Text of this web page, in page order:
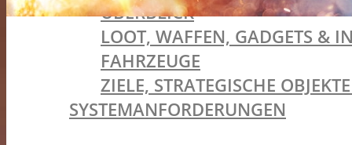
ÜBERBLICK
LOOT, WAFFEN, GADGETS &
FAHRZEUGE
ZIELE, STRATEGISCHE
SYSTEMANFORDERUNGEN